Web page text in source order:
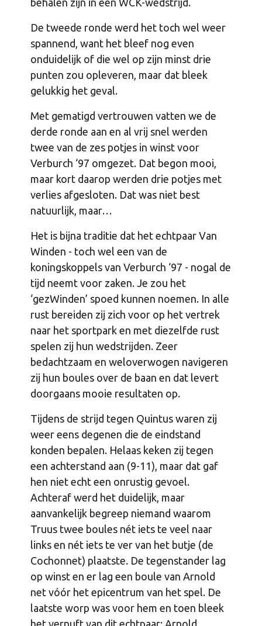
De tweede ronde werd het toch wel weer
spannend, want het bleef nog even
onduidelijk of die wel op zijn minst drie
punten zou opleveren, maar dat bleek
gelukkig het geval.
Met gematigd vertrouwen vatten we de
derde ronde aan en al vrij snel werden
twee van de zes potjes in winst voor
Verburch ‘97 omgezet. Dat begon mooi,
maar kort daarop werden drie potjes met
verlies afgesloten. Dat was niet best
natuurlijk, maar…
Het is bijna traditie dat het echtpaar Van
Winden - toch wel een van de
koningskoppels van Verburch ‘97 - nogal de
tijd neemt voor zaken. Je zou het
‘gezWinden’ spoed kunnen noemen. In alle
rust bereiden zij zich voor op het vertrek
naar het sportpark en met diezelfde rust
spelen zij hun wedstrijden. Zeer
bedachtzaam en weloverwogen navigeren
zij hun boules over de baan en dat levert
doorgaans mooie resultaten op.
Tijdens de strijd tegen Quintus waren zij
weer eens degenen die de eindstand
konden bepalen. Helaas keken zij tegen
een achterstand aan (9-11), maar dat gaf
hen niet echt een onrustig gevoel.
Achteraf werd het duidelijk, maar
aanvankelijk begreep niemand waarom
Truus twee boules nét iets te veel naar
links en nét iets te ver van het butje (de
Cochonnet) plaatste. De tegenstander lag
op winst en er lag een boule van Arnold
net vóór het epicentrum van het spel. De
laatste worp was voor hem en toen bleek
het vernuft van dit echtpaar: Arnold